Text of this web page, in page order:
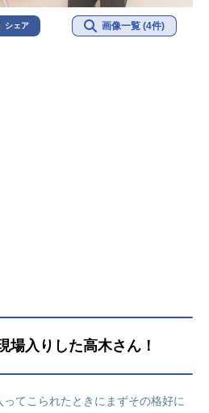
シェア 画像一覧 (4件)
場入りした高木さん！
てこられたときにまずその格好に